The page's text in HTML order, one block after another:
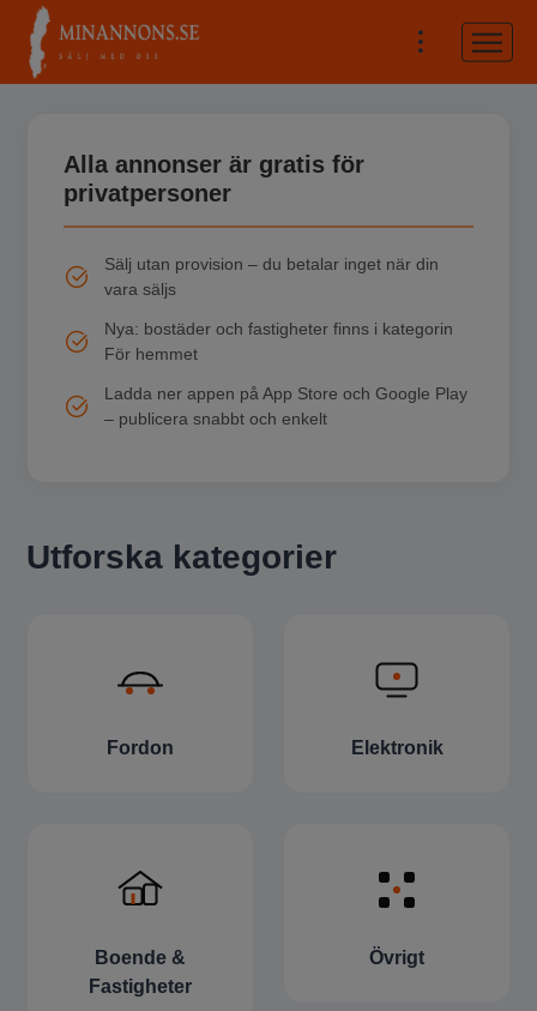
Alla annonser är gratis för
privatpersoner
Sälj utan provision – du betalar inget när din
vara säljs
Nya: bostäder och fastigheter finns i kategorin
För hemmet
Ladda ner appen på App Store och Google Play
– publicera snabbt och enkelt
Utforska kategorier
Fordon Elektronik
Boende &
Fastigheter
Övrigt